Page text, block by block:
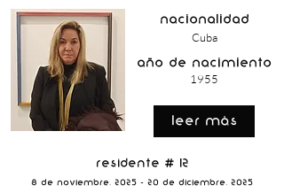
nacionalidad
Cuba
año de nacimiento
1955
Leer Más
Residente # 12
8 de Noviembre, 2025 - 20 de Diciembre, 2025